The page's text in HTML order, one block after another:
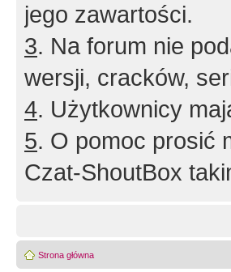
jego zawartości.
3. Na forum nie
wersji, cracków,
4. Użytkownicy
5. O pomoc prosić
Czat-ShoutBox
Strona główna